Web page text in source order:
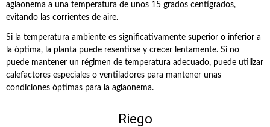
aglaonema a una temperatura de unos 15 grados centígrados,
evitando las corrientes de aire.
Si la temperatura ambiente es significativamente superior o inferior a
la óptima, la planta puede resentirse y crecer lentamente. Si no
puede mantener un régimen de temperatura adecuado, puede utilizar
calefactores especiales o ventiladores para mantener unas
condiciones óptimas para la aglaonema.
Riego